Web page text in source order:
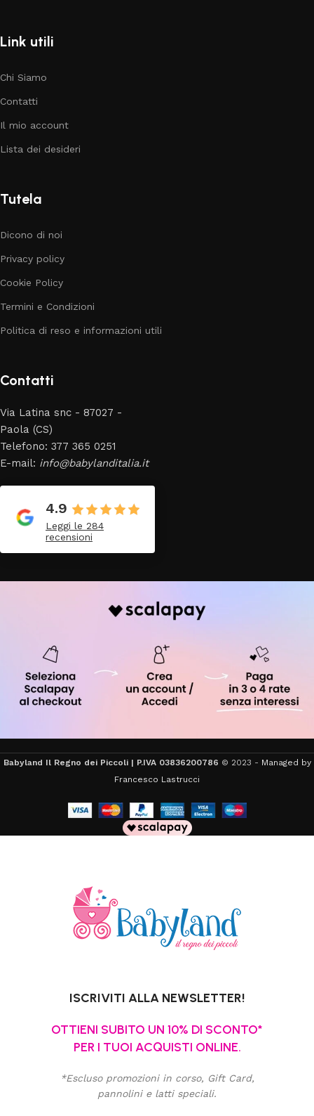
Link utili
Chi Siamo
Contatti
Il mio account
Lista dei desideri
Tutela
Dicono di noi
Privacy policy
Cookie Policy
Termini e Condizioni
Politica di reso e informazioni utili
Contatti
Via Latina snc - 87027 -
Paola (CS)
Telefono: 377 365 0251
E-mail: info@babylanditalia.it
4.9
Leggi le 284
recensioni
Babyland Il Regno dei Piccoli | P.IVA 03836200786 © 2023 - Managed by
Francesco Lastrucci
ISCRIVITI ALLA NEWSLETTER!
OTTIENI SUBITO UN 10% DI SCONTO*
PER I TUOI ACQUISTI ONLINE.
*Escluso promozioni in corso, Gift Card,
pannolini e latti speciali.